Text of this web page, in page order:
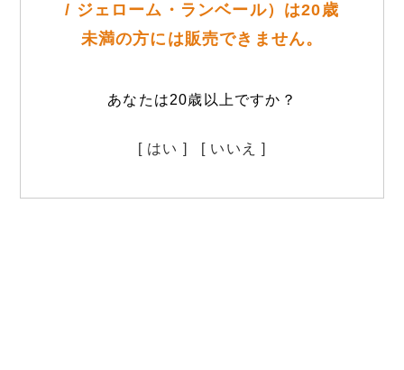
/ ジェローム・ランベール）は20歳
未満の方には販売できません。
あなたは20歳以上ですか？
[ はい ] [ いいえ ]